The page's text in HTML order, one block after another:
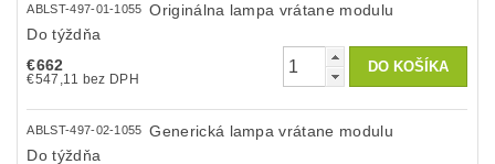
ABLST-497-01-1055
Originálna lampa vrátane modulu
Do týždňa
€662
€547,11 bez DPH
ABLST-497-02-1055
Generická lampa vrátane modulu
Do týždňa